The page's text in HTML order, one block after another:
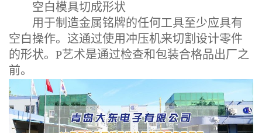
空白模具切成形状
用于制造金属铭牌的任何工具至少应具有
空白操作。这通过使用冲压机来切割设计零件
的形状。P艺术是通过检查和包装合格品出厂之
前。